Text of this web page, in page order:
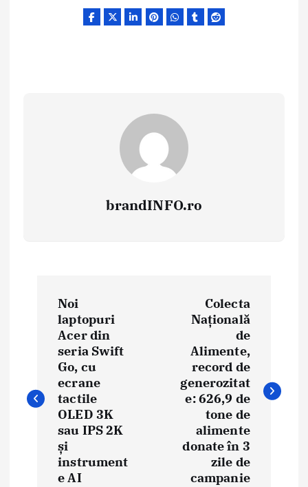
brandINFO.ro
g
Noi
laptopuri
Acer din
seria Swift
Go, cu
ecrane
tactile
OLED 3K
sau IPS 2K
și
instrument
e AI
Colecta
Națională
de
Alimente,
record de
generozitat
e: 626,9 de
tone de
alimente
donate în 3
zile de
campanie